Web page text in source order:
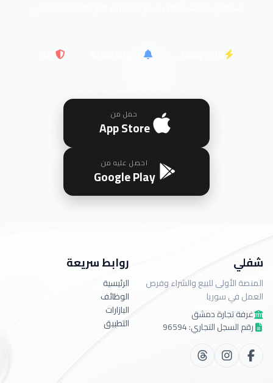
حمل من
App Store
احصل عليه من
Google Play
شفلي
المنصة الأولى للبيع والشراء وفرص
العمل في سوريا
غرفة تجارة دمشق
رقم السجل التجاري: 96594
روابط سريعة
الرئيسية
الوظائف
البازارات
التطبيق